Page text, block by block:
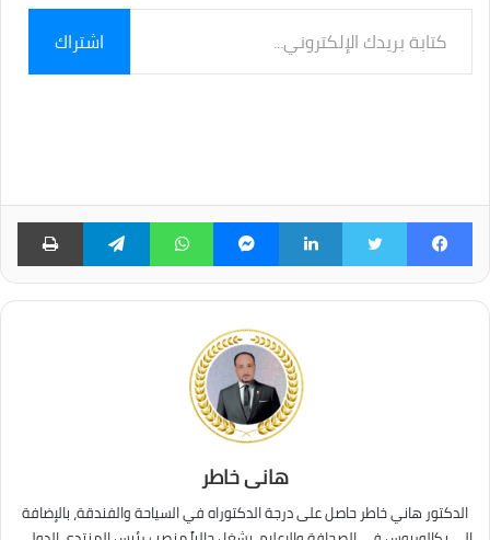
بريدك
الإلكتروني...
اشتراك
فيسبوك لينكدإن ماسنجر واتساب تيلقرام
هانى خاطر
الدكتور هاني خاطر حاصل على درجة الدكتوراه في السياحة والفندقة، بالإضافة